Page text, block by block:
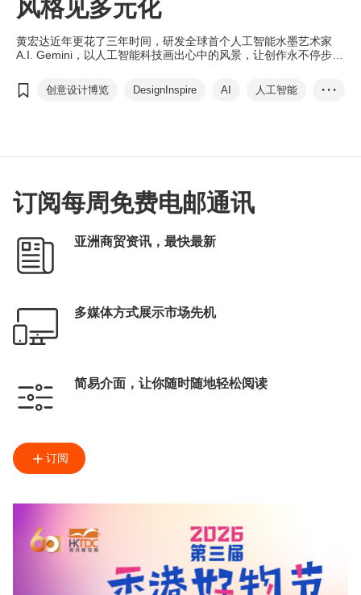
风格见多元化
黄宏达近年更花了三年时间，研发全球首个人工智能水墨艺术家
A.I. Gemini，以人工智能科技画出心中的风景，让创作永不停步，
创意设计博览 DesignInspire AI
人工智能
• • •
订阅每周免费电邮通讯
亚洲商贸资讯，最快最新
多媒体方式展示市场先机
简易介面，让你随时随地轻松阅读
订阅